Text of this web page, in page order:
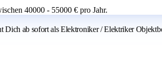
40000 - 55000 € pro Jahr.
Dich ab sofort als Elektroniker / Elektriker